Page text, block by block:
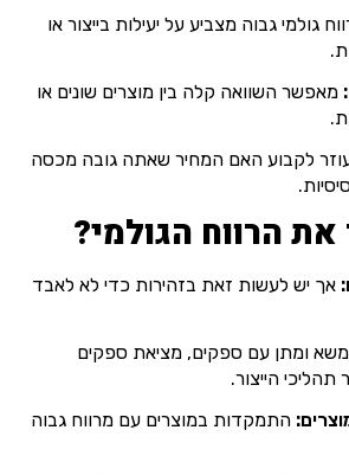
גולמי גבוה מצביע על יעילות בייצור או
מאפשר השוואה קלה בין מוצרים שונים או
לקבוע האם המחיר שאתה גובה מכסה
הרווח הגולמי?
אך יש לעשות זאת בזהירות כדי לא לאבד
משא ומתן עם ספקים, מציאת ספקים
הייצור.
התמקדות במוצרים עם מרווח גבוה